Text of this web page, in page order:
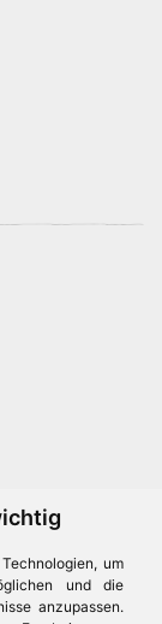
um
und die
anzupassen.